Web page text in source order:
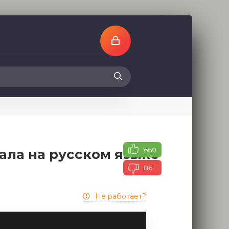
на русском языке
660
86
Не работает?